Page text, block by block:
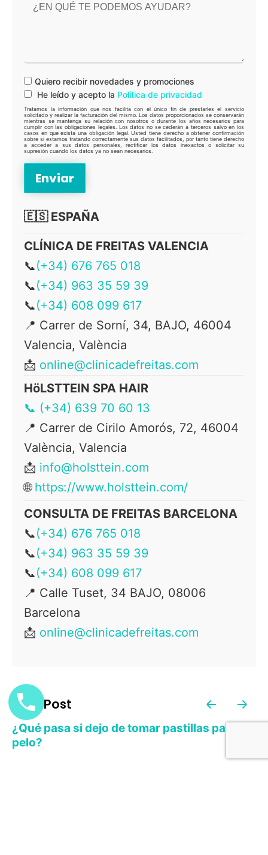
Quiero recibir novedades y promociones
He leído y acepto la Política de privacidad
Tratamos la información que nos facilita con el único fin de prestarles el servicio
solicitado y realizar la facturación del mismo. Los datos proporcionados se conservarán
mientras se mantenga su relación con nosotros o durante los años necesarios para
cumplir con las obligaciones legales. Los datos no se cederán a terceros salvo en los
casos en que exista una obligación legal. Usted tiene derecho a obtener confirmación
sobre si estamos tratando correctamente sus datos facilitados, por tanto tiene derecho
a acceder a sus datos personales, rectificar los datos inexactos o solicitar su
supresión cuando los datos ya no sean necesarios.
🇪🇸 ESPAÑA
CLÍNICA DE FREITAS VALENCIA
📞(+34) 676 765 018
📞(+34) 963 35 59 39
📞(+34) 608 099 617
📍 Carrer de Sorní, 34, BAJO, 46004
Valencia, València
📩 online@clinicadefreitas.com
HöLSTTEIN SPA HAIR
📞 (+34) 639 70 60 13
📍 Carrer de Cirilo Amorós, 72, 46004
València, Valencia
📩 info@holsttein.com
🌐 https://www.holsttein.com/
CONSULTA DE FREITAS BARCELONA
📞(+34) 676 765 018
📞(+34) 963 35 59 39
📞(+34) 608 099 617
📍 Calle Tuset, 34 BAJO, 08006
Barcelona
📩 online@clinicadefreitas.com
Next Post
¿Qué pasa si dejo de tomar pastillas para el
pelo?